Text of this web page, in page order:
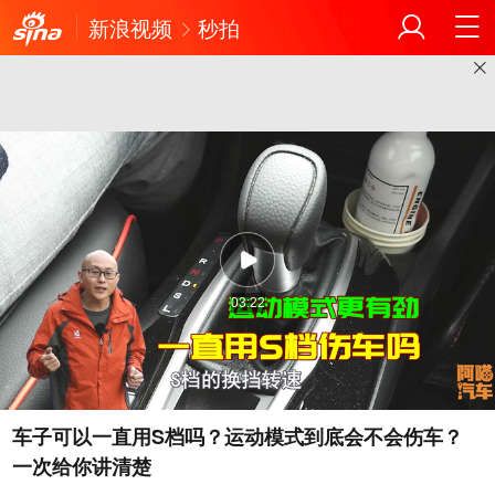
新浪视频 秒拍
03:22
车子可以一直用S档吗？运动模式到底会不会伤车？
一次给你讲清楚